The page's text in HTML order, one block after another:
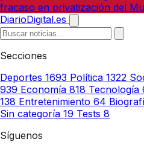
fracaso en privatización del
DiarioDigital.es
Secciones
Deportes 1693 Política 1322
939 Economía 818 Tecnología
138 Entretenimiento 64
Sin categoría 19 Tests 8
Síguenos